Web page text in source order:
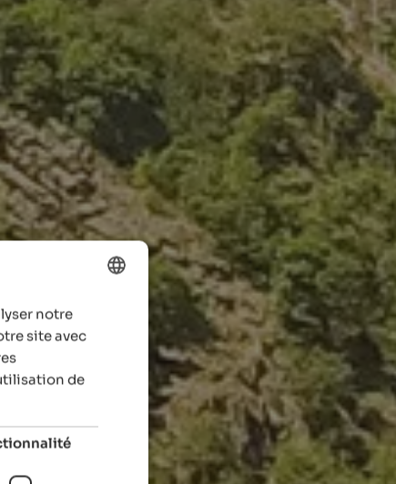
ENGLISH
FRENCH
notre
site avec
de